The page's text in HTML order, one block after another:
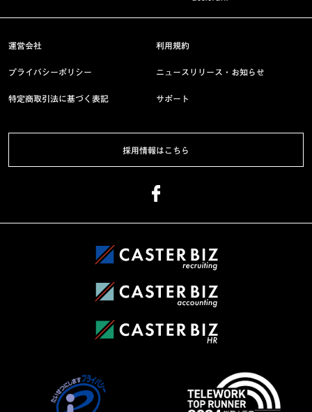
運営会社 利用規約
プライバシーポリシー ニュースリリース・お知らせ
特定商取引法に基づく表記 サポート
採用情報はこちら